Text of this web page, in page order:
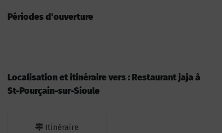
Périodes d'ouverture
Localisation et itinéraire vers : Restaurant jaja à
St-Pourçain-sur-Sioule
Itinéraire